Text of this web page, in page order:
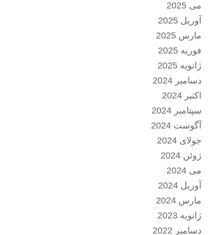
می 2025
آوریل 2025
مارس 2025
فوریه 2025
ژانویه 2025
دسامبر 2024
اکتبر 2024
سپتامبر 2024
آگوست 2024
جولای 2024
ژوئن 2024
می 2024
آوریل 2024
مارس 2024
ژانویه 2023
دسامبر 2022